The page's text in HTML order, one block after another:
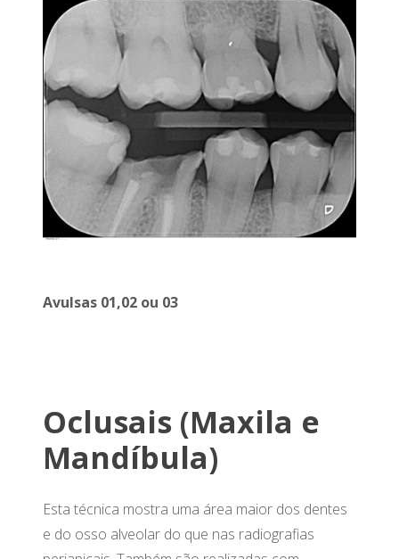
Avulsas 01,02 ou 03
Oclusais (Maxila e
Mandíbula)
Esta técnica mostra uma área maior dos dentes
e do osso alveolar do que nas radiografias